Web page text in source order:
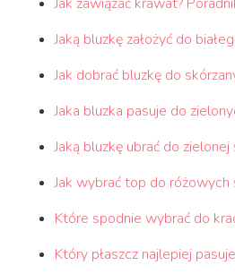
Jaką bluzkę założyć do
Jak dobrać bluzkę do
Jaka bluzka pasuje do
Jaką bluzkę ubrać do zielonej
Jak wybrać top do różowych
Które spodnie wybrać do
Który płaszcz najlepiej